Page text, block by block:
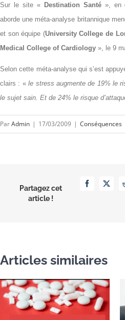
Sur le site « Destination Santé», en
aborde une méta-analyse britannique
et son équipe (University College de
Medical College of Cardiology », le 9
Selon cette méta-analyse qui s’est
clairs : «le stress augmente de 19% le
le sujet sain. Et de 24% le risque
ParAdmin | 17/03/2009 | Conséquences
Partagez cet
article !
Facebook
X
Articles similaires